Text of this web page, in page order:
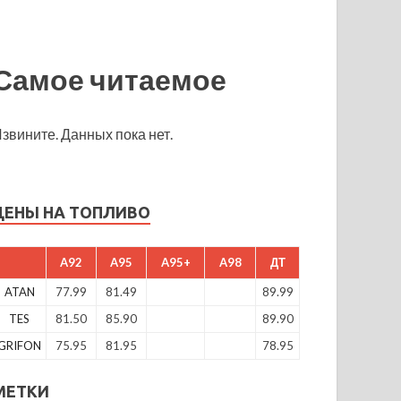
читаемое
Данных пока нет.
НА ТОПЛИВО
A92 A95 A95+ A98 ДТ
ATAN 77.99 81.49
89.99
TES
81.50 85.90
89.90
75.95 81.95 78.95